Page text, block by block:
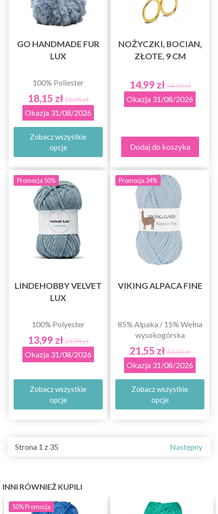
GO HANDMADE FUR
LUX
100% Poliester
18,15 zł25,95 zł
Okazja 31/08/2026
Zobacz wszystkie
opcje
NOŻYCZKI, BOCIAN,
ZŁOTE, 9 CM
14,99 zł24,99 zł
Okazja 31/08/2026
Dodaj do koszyka
Promocja 50%
LINDEHOBBY VELVET
LUX
100% Polyester
13,99 zł27,99 zł
Okazja 31/08/2026
Zobacz wszystkie
opcje
Promocja 34%
VIKING ALPACA FINE
85% Alpaka / 15% Wełna
wysokogórska
21,55 zł33,10 zł
Okazja 31/08/2026
Zobacz wszystkie
opcje
Strona 1 z 35 Następny
INNI RÓWNIEŻ KUPILI
50%Promocja